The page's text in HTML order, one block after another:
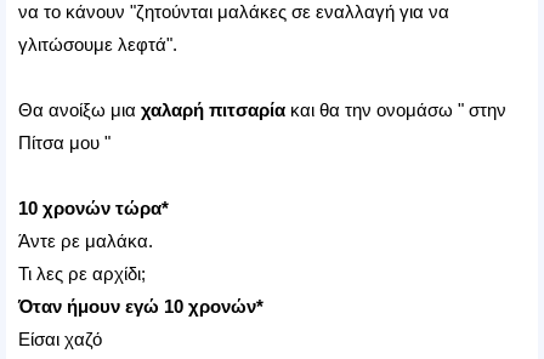
να το κάνουν "ζητούνται μαλάκες σε εναλλαγή για να
γλιτώσουμε λεφτά".
Θα ανοίξω μια χαλαρή πιτσαρία και θα την ονομάσω " στην
Πίτσα μου "
10 χρονών τώρα*
Άντε ρε μαλάκα.
Τι λες ρε αρχίδι;
Όταν ήμουν εγώ 10 χρονών*
Είσαι χαζό